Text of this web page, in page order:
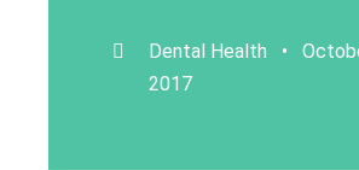
Dental Health •
2017